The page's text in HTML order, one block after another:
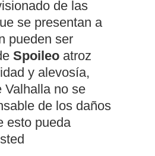
de las
se presentan a
pueden ser
Spoileo atroz
y alevosía,
Valhalla no se
de los daños
esto pueda